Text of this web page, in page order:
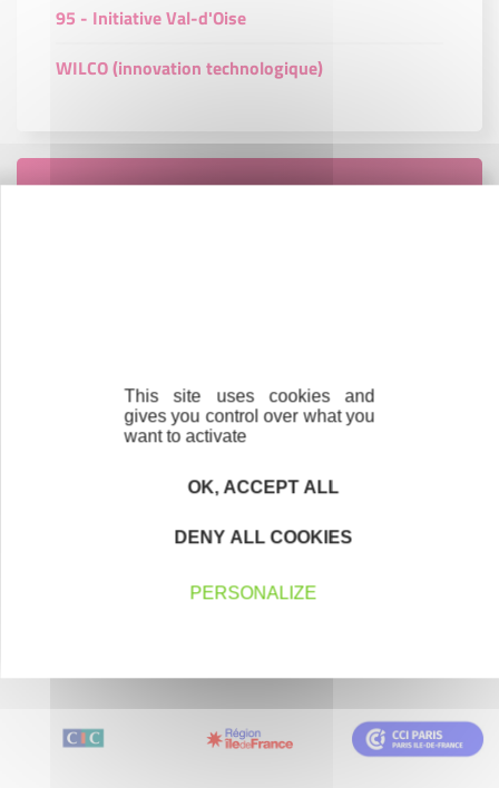
95 - Initiative Val-d'Oise
WILCO (innovation technologique)
Créateurs, repreneurs, vos interlocuteurs en
This site uses cookies and
gives you control over what you
want to activate
OK, ACCEPT ALL
DENY ALL COOKIES
PERSONALIZE